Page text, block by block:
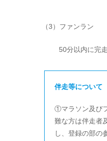
（3）ファンラン
50分以内に完
伴走等について
①マラソン及び
難な方は伴走者
し、登録の部の